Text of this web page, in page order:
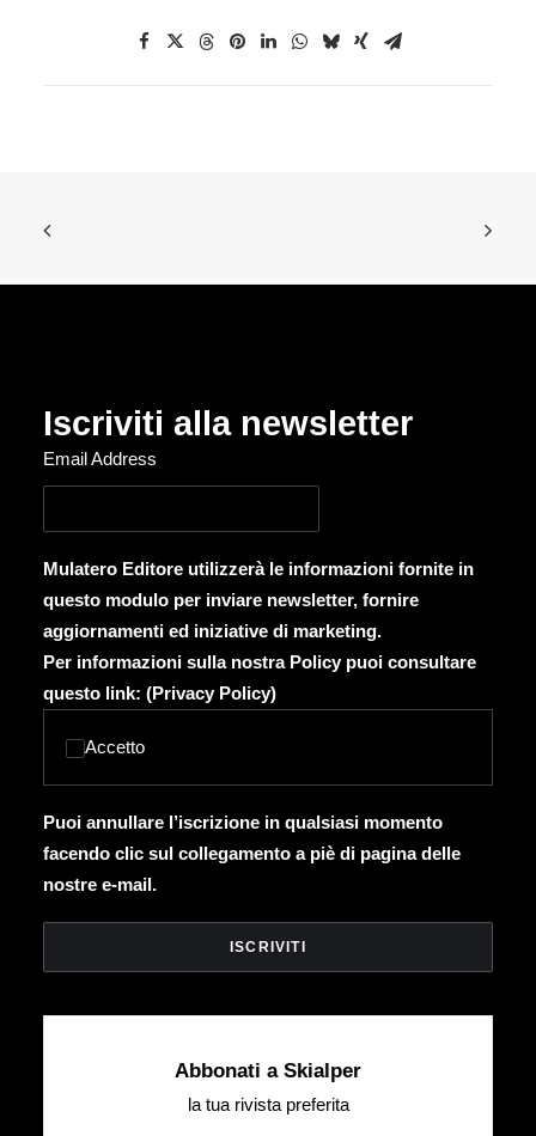
Iscriviti alla newsletter
Email Address
Mulatero Editore utilizzerà le informazioni fornite in
questo modulo per inviare newsletter, fornire
aggiornamenti ed iniziative di marketing.
Per informazioni sulla nostra Policy puoi consultare
questo link: (Privacy Policy)
Accetto
Puoi annullare l’iscrizione in qualsiasi momento
facendo clic sul collegamento a piè di pagina delle
nostre e-mail.
Abbonati a Skialper
la tua rivista preferita